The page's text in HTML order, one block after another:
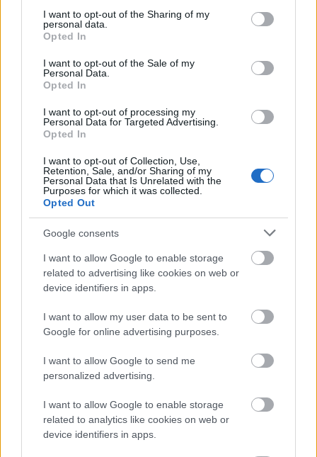
not limited to your visit or usage behaviour. You may click to
grant or deny consent to Google and its third-party tags to
use your data for below specified purposes in below Google
consent section.
I want to opt-out of the Sharing of my
personal data.
Opted In
I want to opt-out of the Sale of my
Personal Data.
Opted In
I want to opt-out of processing my
Personal Data for Targeted Advertising.
Opted In
I want to opt-out of Collection, Use,
Retention, Sale, and/or Sharing of my
Personal Data that Is Unrelated with the
Purposes for which it was collected.
Opted Out
Google consents
I want to allow Google to enable storage
related to advertising like cookies on web or
device identifiers in apps.
I want to allow my user data to be sent to
Google for online advertising purposes.
I want to allow Google to send me
personalized advertising.
I want to allow Google to enable storage
related to analytics like cookies on web or
device identifiers in apps.
Για να προσθέσεις το σχόλιο
σου πρέπει να συνδεθείς
στο my gazzetta!
Εγγραφή